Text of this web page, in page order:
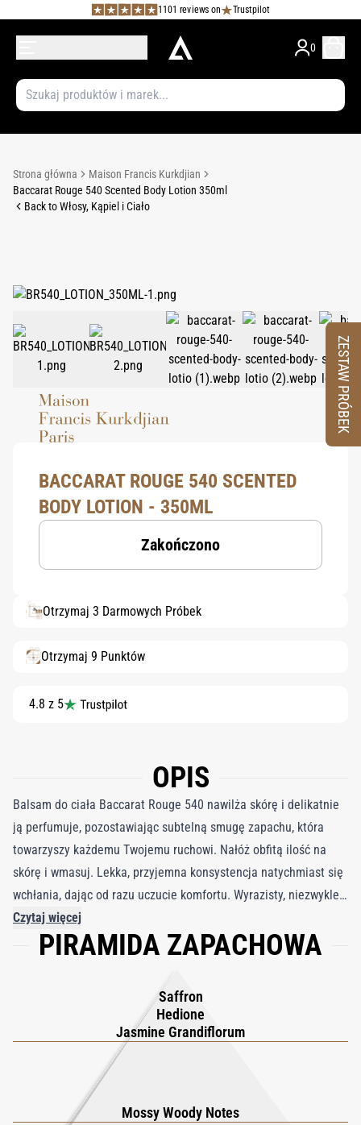
1101 reviews on Trustpilot
0
Strona główna
Maison Francis Kurkdjian
Baccarat Rouge 540 Scented Body Lotion 350ml
Back to Włosy, Kąpiel i Ciało
BACCARAT ROUGE 540 SCENTED
BODY LOTION - 350ML
Zakończono
Otrzymaj 3 Darmowych Próbek
Otrzymaj 9 Punktów
4.8 z 5
OPIS
Balsam do ciała Baccarat Rouge 540 nawilża skórę i delikatnie
ją perfumuje, pozostawiając subtelną smugę zapachu, która
towarzyszy każdemu Twojemu ruchowi. Nałóż obfitą ilość na
skórę i wmasuj. Lekka, przyjemna konsystencja natychmiast się
wchłania, dając od razu uczucie komfortu. Wyrazisty, niezwykle
skoncentrowany podpis zapachowy. Baccarat Rouge 540 układa
się na skórze jak ambrowa, kwiatowo drzewna bryza. Powietrzne
kultowej czerwieni Baccarat Rouge 540 skrywa balsam, który
pozostawia skórę jedwabiście gładką, sprężystą i aksamitną,
dzięki masłu shea i olejowi z kamelii. Aby podarować sobie
chwilę przyjemności i przedłużyć projekcję zapachu, włącz do
swojego rytuału pielęgnacyjnego także inne pachnące produkty
Baccarat Rouge 540: żel do mycia rąk i ciała, olejek do ciała,
Czytaj więcej
PIRAMIDA ZAPACHOWA
Saffron
Hedione
Jasmine Grandiflorum
Mossy Woody Notes
ZESTAW PRÓBEK